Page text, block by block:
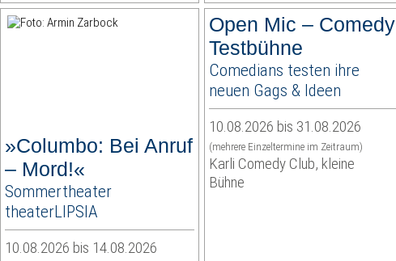
»Columbo: Bei Anruf
– Mord!«
Sommertheater
theaterLIPSIA
10.08.2026 bis 14.08.2026
Open Mic – Comedy
Testbühne
Comedians testen ihre
neuen Gags & Ideen
10.08.2026 bis 31.08.2026
(mehrere Einzeltermine im Zeitraum)
Karli Comedy Club, kleine
Bühne